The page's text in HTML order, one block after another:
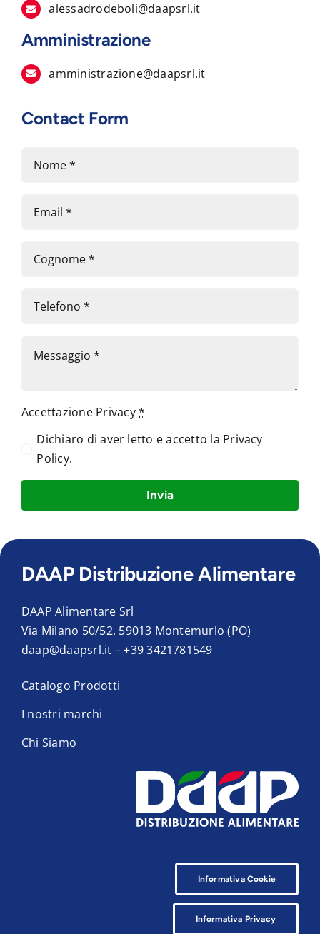
alessadrodeboli@daapsrl.it
Amministrazione
amministrazione@daapsrl.it
Contact Form
Accettazione Privacy*
Dichiaro di aver letto e accetto la Privacy
Policy.
Invia
DAAP Distribuzione Alimentare
DAAP Alimentare Srl
Via Milano 50/52, 59013 Montemurlo (PO)
daap@daapsrl.it –+39 3421781549
Catalogo Prodotti
I nostri marchi
Chi Siamo
Informativa Cookie
Informativa Privacy